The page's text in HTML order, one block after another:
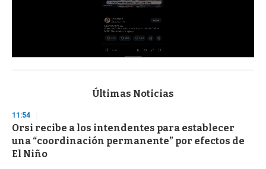
s
d
s
o
f
3
Últimas Noticias
11:54
Orsi recibe a los intendentes para establecer
una “coordinación permanente” por efectos de
El Niño